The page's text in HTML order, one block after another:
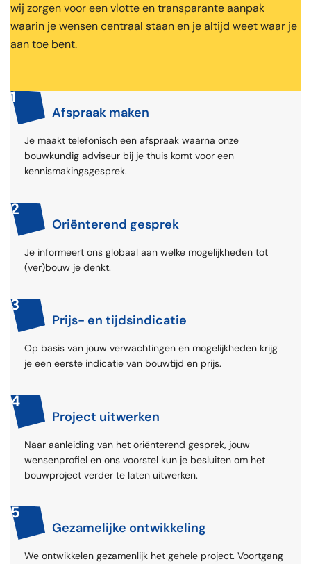
wij zorgen voor een vlotte en transparante aanpak
waarin je wensen centraal staan en je altijd weet waar je
aan toe bent.
1
Afspraak maken
Je maakt telefonisch een afspraak waarna onze
bouwkundig adviseur bij je thuis komt voor een
kennismakingsgesprek.
2
Oriënterend gesprek
Je informeert ons globaal aan welke mogelijkheden tot
(ver)bouw je denkt.
3
Prijs- en tijdsindicatie
Op basis van jouw verwachtingen en mogelijkheden krijg
je een eerste indicatie van bouwtijd en prijs.
4
Project uitwerken
Naar aanleiding van het oriënterend gesprek, jouw
wensenprofiel en ons voorstel kun je besluiten om het
bouwproject verder te laten uitwerken.
5
Gezamelijke ontwikkeling
We ontwikkelen gezamenlijk het gehele project. Voortgang